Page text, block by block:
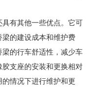
有其他一些优点。它可
的建设成本和维护费
的行车舒适性，减少车
支座的安装和更换相对
情况下进行维护和更